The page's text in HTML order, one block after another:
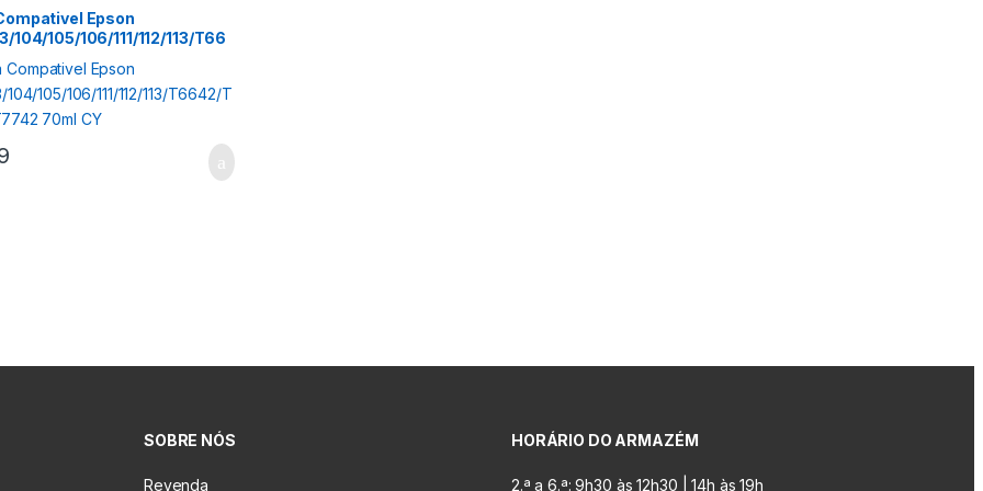
Epson
104/105/106/111/112/113/T66
T7742 70ml CY
SOBRE NÓS
Revenda
HORÁRIO DO ARMAZÉM
2.ª a 6.ª: 9h30 às 12h30 | 14h às 19h